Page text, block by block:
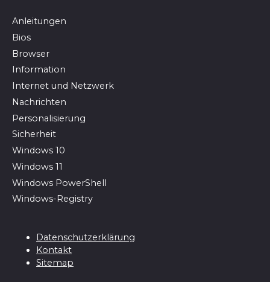
Anleitungen
Bios
Browser
In­for­ma­ti­on
Internet und Netzwerk
Nachrichten
Personalisierung
Sicherheit
Windows 10
Windows 11
Windows PowerShell
Windows-Registry
Datenschutzerklärung
Kontakt
Sitemap